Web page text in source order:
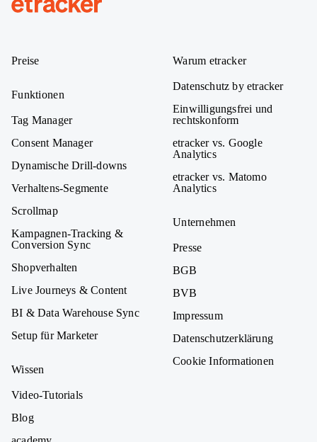
Preise
Funktionen
Tag Manager
Consent Manager
Dynamische Drill-downs
Verhaltens-Segmente
Scrollmap
Kampagnen-Tracking &
Conversion Sync
Shopverhalten
Live Journeys & Content
BI & Data Warehouse Sync
Setup für Marketer
Wissen
Video-Tutorials
Blog
Warum etracker
Datenschutz by etracker
Einwilligungsfrei und
rechtskonform
etracker vs. Google
Analytics
etracker vs. Matomo
Analytics
Unternehmen
Presse
BGB
BVB
Impressum
Datenschutzerklärung
Cookie Informationen